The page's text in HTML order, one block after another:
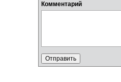
Комментарий